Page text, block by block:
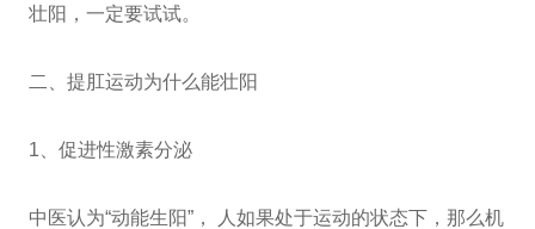
壮阳，一定要试试。
二、提肛运动为什么能壮阳
1、促进性激素分泌
中医认为“动能生阳”， 人如果处于运动的状态下，那么机